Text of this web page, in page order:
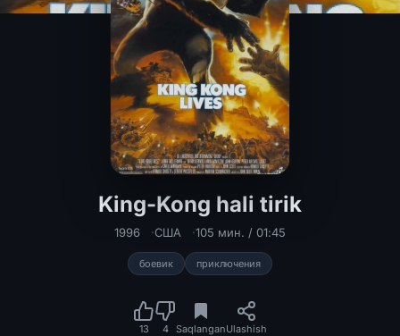
King-Kong hali tirik
King-Kong hali tirik Uzbek tilida
1996 США 105 мин. / 01:45
боевик приключения
13 4 SaqlanganUlashish